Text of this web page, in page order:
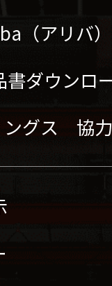
（アリバ
書ダウンロ
ングス 協